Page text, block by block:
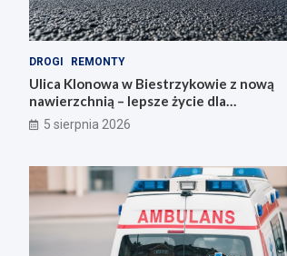
DROGI REMONTY
Ulica Klonowa w Biestrzykowie z nową
nawierzchnią – lepsze życie dla
mieszkańców!
5 sierpnia 2026